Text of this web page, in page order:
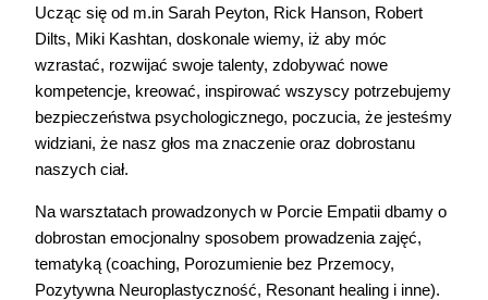
Ucząc się od m.in Sarah Peyton, Rick Hanson, Robert
Dilts, Miki Kashtan, doskonale wiemy, iż aby móc
wzrastać, rozwijać swoje talenty, zdobywać nowe
kompetencje, kreować, inspirować wszyscy potrzebujemy
bezpieczeństwa psychologicznego, poczucia, że jesteśmy
widziani, że nasz głos ma znaczenie oraz dobrostanu
naszych ciał.
Na warsztatach prowadzonych w Porcie Empatii dbamy o
dobrostan emocjonalny sposobem prowadzenia zajęć,
tematyką (coaching, Porozumienie bez Przemocy,
Pozytywna Neuroplastyczność, Resonant healing i inne).